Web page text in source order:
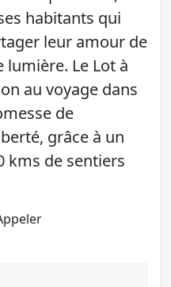
habitants qui
leur amour de
lumière. Le Lot à
au voyage dans
de
grâce à un
kms de sentiers